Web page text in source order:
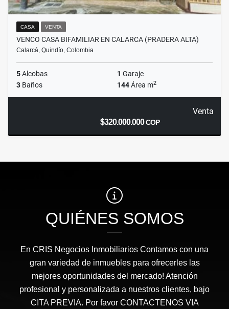
CASA VENTA
VENCO CASA BIFAMILIAR EN CALARCA (PRADERA ALTA)
Calarcá, Quindío, Colombia
5Alcobas 1 Garaje
3 Baños 144Área m2
Venta
$320.000.000COP
QUIÉNES SOMOS
En CRIS Negocios Inmobiliarios Contamos con una
gran variedad de inmuebles para ofrecerles las
mejores oportunidades del mercado! Atención
profesional y personalizada a nuestros clientes, bajo
CITA PREVIA. Por favor CONTACTENOS VIA